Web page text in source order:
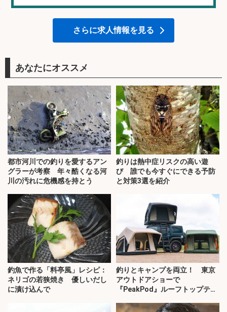
さらに求人情報を見る
あなたにオススメ
都市河川での釣りを愛するアン
グラーが考察 年々酷くなる河
川の汚れに危機感を持とう
釣りは熱中症リスクの高い遊
び 誰でも今すぐにできる予防
と対策3選を紹介
釣魚で作る「料亭風」レシピ：
ネリゴの若狭焼き 優しいだし
に漬け込んで
釣りとキャンプを両立！ 東京
アウトドアショーで
『PeakPod』ルーフトップテン